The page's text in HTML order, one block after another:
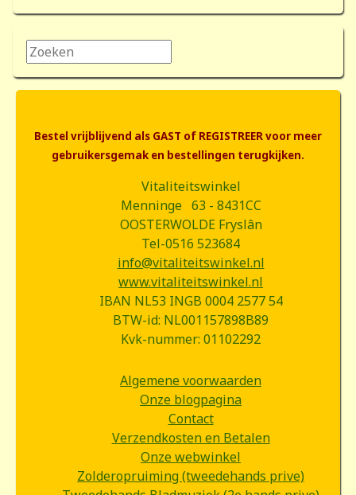
Zoeken...
Bestel vrijblijvend als GAST of REGISTREER voor meer
gebruikersgemak en bestellingen terugkijken.
Vitaliteitswinkel
Menninge 63 - 8431CC
OOSTERWOLDE Fryslân
Tel-0516 523684
info@vitaliteitswinkel.nl
www.vitaliteitswinkel.nl
IBAN NL53 INGB 0004 2577 54
BTW-id: NL001157898B89
Kvk-nummer: 01102292
Algemene voorwaarden
Onze blogpagina
Contact
Verzendkosten en Betalen
Onze webwinkel
Zolderopruiming (tweedehands prive)